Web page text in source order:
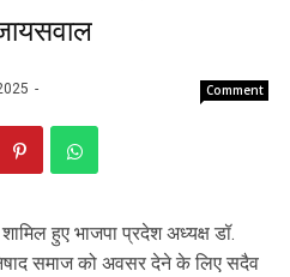
Comment
हुए भाजपा प्रदेश अध्यक्ष डॉ.
समाज को अवसर देने के लिए सदैव